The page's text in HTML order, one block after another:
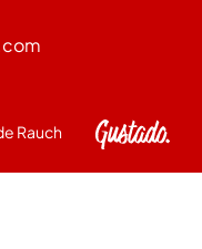
Rauch